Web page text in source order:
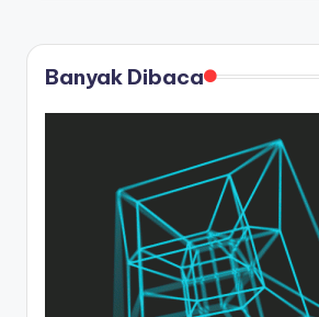
Banyak Dibaca